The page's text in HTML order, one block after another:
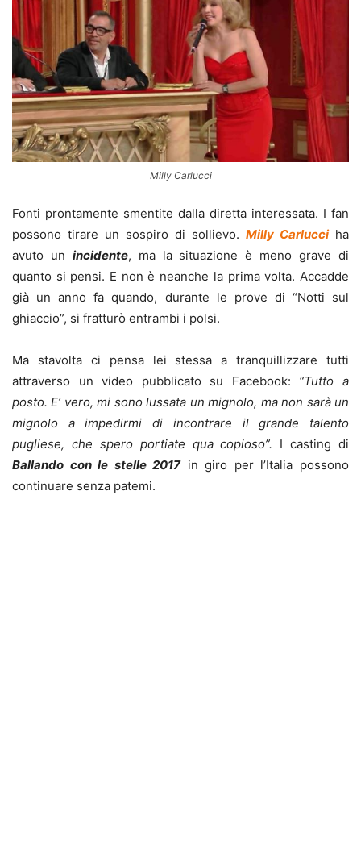
Milly Carlucci
Fonti prontamente smentite dalla diretta interessata. I fan
possono tirare un sospiro di sollievo. Milly Carlucci ha
avuto un incidente, ma la situazione è meno grave di
quanto si pensi. E non è neanche la prima volta. Accadde
già un anno fa quando, durante le prove di “Notti sul
ghiaccio”, si fratturò entrambi i polsi.
Ma stavolta ci pensa lei stessa a tranquillizzare tutti
attraverso un video pubblicato su Facebook: “Tutto a
posto. E’ vero, mi sono lussata un mignolo, ma non sarà un
mignolo a impedirmi di incontrare il grande talento
pugliese, che spero portiate qua copioso”. I casting di
Ballando con le stelle 2017in giro per l’Italia possono
continuare senza patemi.